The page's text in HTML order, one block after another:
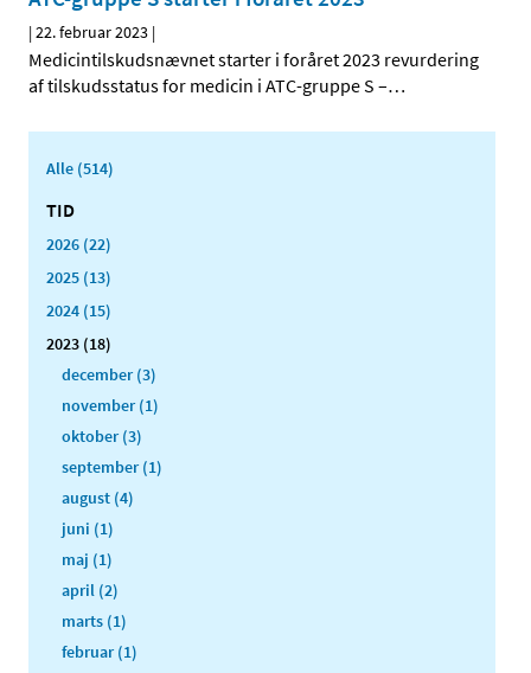
|22. februar 2023 |
Medicintilskudsnævnet starter i foråret 2023 revurdering
af tilskudsstatus for medicin i ATC-gruppe S –…
Alle (514)
TID
2026 (22)
2025 (13)
2024 (15)
2023 (18)
december (3)
november (1)
oktober (3)
september (1)
august (4)
juni (1)
maj (1)
april (2)
marts (1)
februar (1)